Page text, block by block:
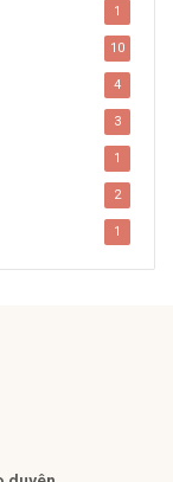
1
10
4
3
1
2
1